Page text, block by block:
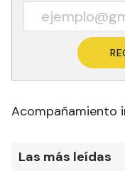
Acompañamiento
Las más leídas